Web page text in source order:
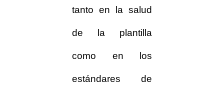
tanto en la salud
de la plantilla
como en los
estándares de